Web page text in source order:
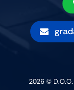
2026 © D.o.o.